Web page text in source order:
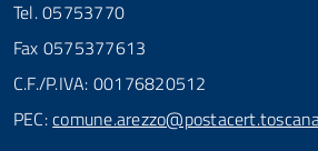
Tel. 05753770
Fax 0575377613
C.F./P.IVA: 00176820512
PEC: